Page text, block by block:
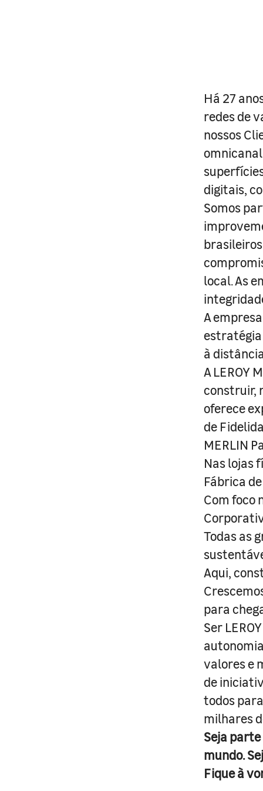
Há 27
redes de
nossos
digitais,
Somos
local. As
A
estratégia
à
A LEROY
construir,
oferece
de
MERLIN
Nas lojas
Fábrica
Com foco
Todas as
Aqui,
para
Ser
valores e
de
todos
milhares
Seja
mundo.
Fique à